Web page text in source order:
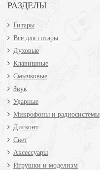
РАЗДЕЛЫ
Гитары
Всё для гитары
Духовые
Клавишные
Смычковые
Звук
Ударные
Микрофоны и радиосистемы
Дисконт
Свет
Аксессуары
Игрушки и моделизм